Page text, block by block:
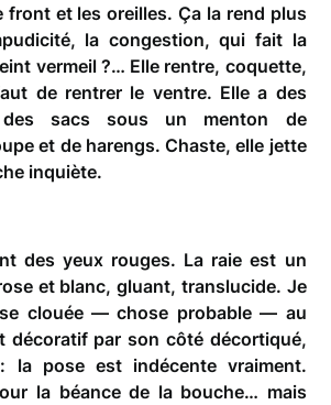
front et les oreilles. Ça la rend plus
la congestion, qui fait la
vermeil ?… Elle rentre, coquette,
de rentrer le ventre. Elle a des
des sacs sous un menton de
et de harengs. Chaste, elle jette
inquiète.
des yeux rouges. La raie est un
et blanc, gluant, translucide. Je
clouée — chose probable — au
décoratif par son côté décortiqué,
la pose est indécente vraiment.
la béance de la bouche… mais